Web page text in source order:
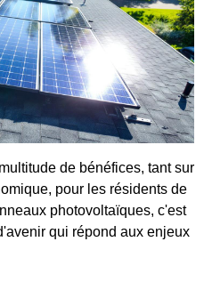
de bénéfices, tant sur
pour les résidents de
photovoltaïques, c'est
qui répond aux enjeux